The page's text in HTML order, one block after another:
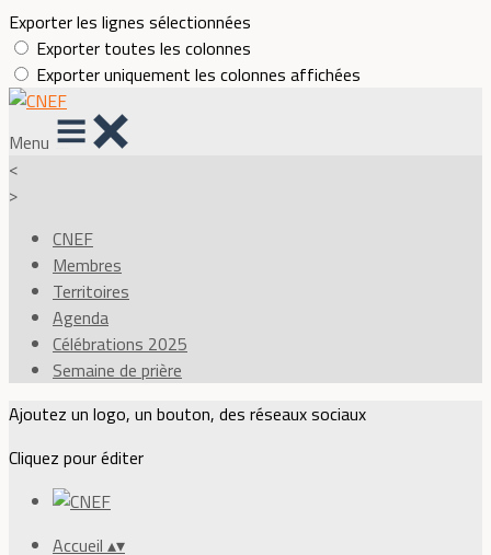
Exporter les lignes sélectionnées
Exporter toutes les colonnes
Exporter uniquement les colonnes affichées
Menu
<
>
CNEF
Membres
Territoires
Agenda
Célébrations 2025
Semaine de prière
Ajoutez un logo, un bouton, des réseaux sociaux
Cliquez pour éditer
Accueil ▴▾